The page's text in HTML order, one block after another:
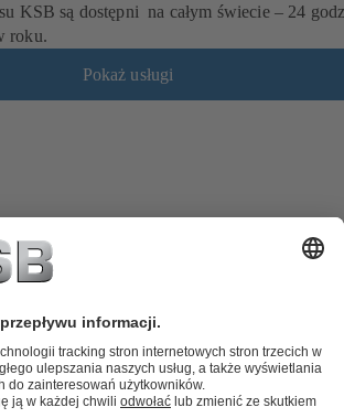
KSB są dostępni na całym świecie – 24
roku.
Pokaż usługi